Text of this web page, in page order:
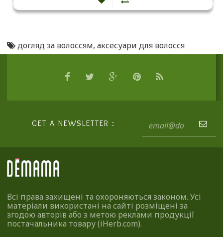
догляд за волоссям, аксесуари для волосся
GET A NEWSLETTER :
Всі права захищені та охороняються законом. Усі
матеріали використані на сайті розміщені за
згодою авторів або з метою реклами продукції
постачальника товару (iHerb.com).